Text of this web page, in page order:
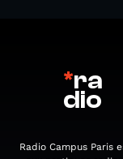
*ra
dio
Radio Campus Paris